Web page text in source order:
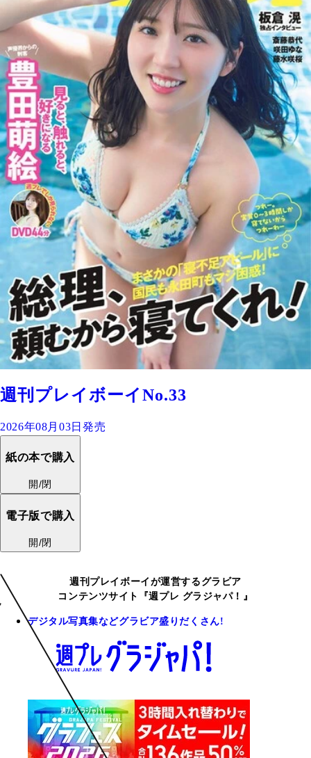
週刊プレイボーイNo.33
2026年08月03日発売
紙の本で購入
開/閉
電子版で購入
開/閉
週刊プレイボーイが運営するグラビア
コンテンツサイト『週プレ グラジャパ！』
デジタル写真集などグラビア盛りだくさん!